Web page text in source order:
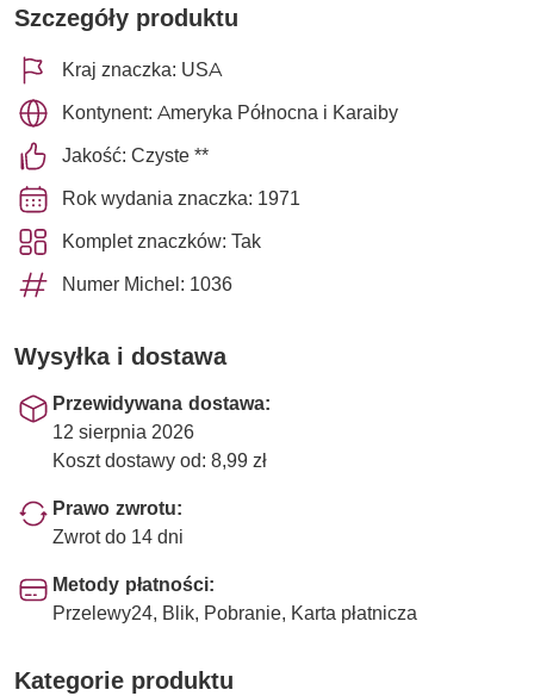
Szczegóły produktu
Kraj znaczka: USA
Kontynent: Ameryka Północna i Karaiby
Jakość: Czyste **
Rok wydania znaczka: 1971
Komplet znaczków: Tak
Numer Michel: 1036
Wysyłka i dostawa
Przewidywana dostawa:
12 sierpnia 2026
Koszt dostawy od: 8,99 zł
Prawo zwrotu:
Zwrot do 14 dni
Metody płatności:
Przelewy24, Blik, Pobranie, Karta płatnicza
Kategorie produktu